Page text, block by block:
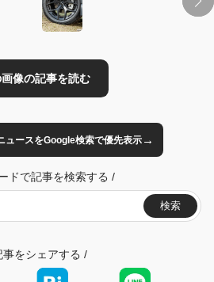
ュースをGoogle検索で優先表示→
ドで記事を検索する /
検索
事をシェアする /